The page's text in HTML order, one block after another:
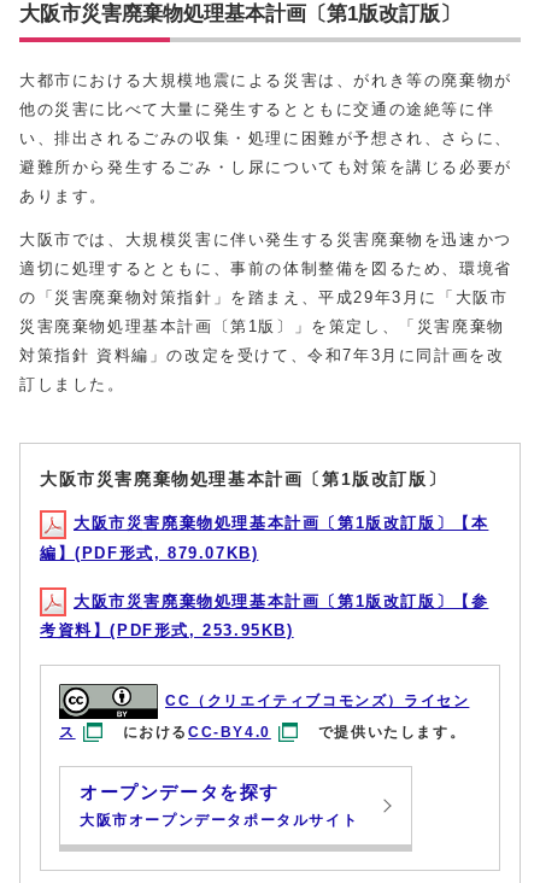
大阪市災害廃棄物処理基本計画〔第1版改訂版〕
大都市における大規模地震による災害は、がれき等の廃棄物が
他の災害に比べて大量に発生するとともに交通の途絶等に伴
い、排出されるごみの収集・処理に困難が予想され、さらに、
避難所から発生するごみ・し尿についても対策を講じる必要が
あります。
大阪市では、大規模災害に伴い発生する災害廃棄物を迅速かつ
適切に処理するとともに、事前の体制整備を図るため、環境省
の「災害廃棄物対策指針」を踏まえ、平成29年3月に「大阪市
災害廃棄物処理基本計画〔第1版〕」を策定し、「災害廃棄物
対策指針 資料編」の改定を受けて、令和7年3月に同計画を改
訂しました。
大阪市災害廃棄物処理基本計画〔第1版改訂版〕
大阪市災害廃棄物処理基本計画〔第1版改訂版〕【本
編】(PDF形式, 879.07KB)
大阪市災害廃棄物処理基本計画〔第1版改訂版〕【参
考資料】(PDF形式, 253.95KB)
CC（クリエイティブコモンズ）ライセン
ス
におけるCC-BY4.0 で提供いたします。
オープンデータを探す
大阪市オープンデータポータルサイト